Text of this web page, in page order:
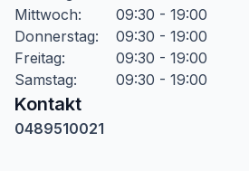
Mittwoch:
09:30 - 19:00
Donnerstag:
09:30 - 19:00
Freitag:
09:30 - 19:00
Samstag: 09:30 - 19:00
Kontakt
0489510021